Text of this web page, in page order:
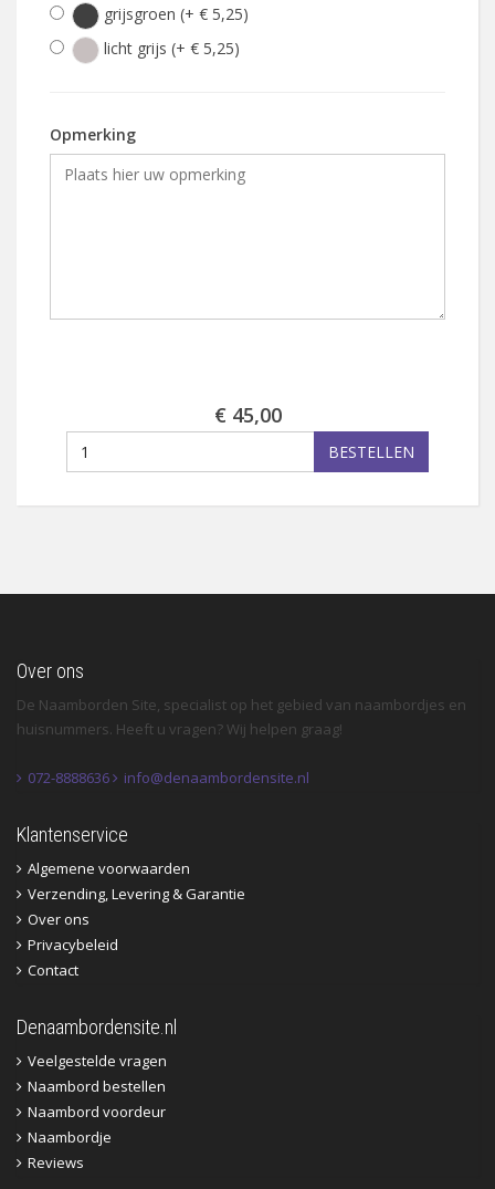
grijsgroen (+ € 5,25)
licht grijs (+ € 5,25)
Opmerking
€ 45,00
BESTELLEN
Over ons
De Naamborden Site, specialist op het gebied van naambordjes en
huisnummers. Heeft u vragen? Wij helpen graag!
072-8888636 info@denaambordensite.nl
Klantenservice
Algemene voorwaarden
Verzending, Levering & Garantie
Over ons
Privacybeleid
Contact
Denaambordensite.nl
Veelgestelde vragen
Naambord bestellen
Naambord voordeur
Naambordje
Reviews